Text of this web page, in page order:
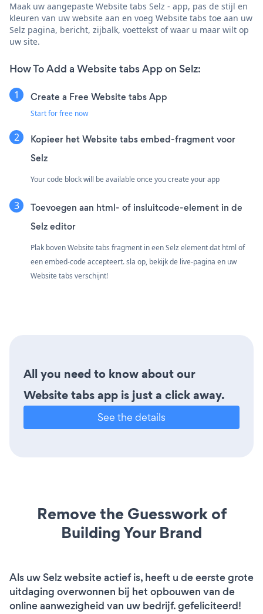
Maak uw aangepaste Website tabs Selz - app, pas de stijl en
kleuren van uw website aan en voeg Website tabs toe aan uw
Selz pagina, bericht, zijbalk, voettekst of waar u maar wilt op
uw site.
How To Add a Website tabs App on Selz:
Create a Free Website tabs App
Start for free now
Kopieer het Website tabs embed-fragment voor
Selz
Your code block will be available once you create your app
Toevoegen aan html- of insluitcode-element in de
Selz editor
Plak boven Website tabs fragment in een Selz element dat html of
een embed-code accepteert. sla op, bekijk de live-pagina en uw
Website tabs verschijnt!
All you need to know about our
Website tabs app is just a click away.
See the details
Remove the Guesswork of
Building Your Brand
Als uw Selz website actief is, heeft u de eerste grote
uitdaging overwonnen bij het opbouwen van de
online aanwezigheid van uw bedrijf. gefeliciteerd!